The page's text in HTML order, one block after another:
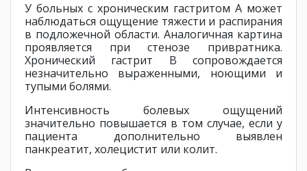
У больных с хроническим гастритом А может
наблюдаться ощущение тяжести и распирания
в подложечной области. Аналогичная картина
проявляется при стенозе привратника.
Хронический гастрит В сопровождается
незначительно выраженными, ноющими и
тупыми болями.
Интенсивность болевых ощущений
значительно повышается в том случае, если у
пациента дополнительно выявлен
панкреатит, холецистит или колит.